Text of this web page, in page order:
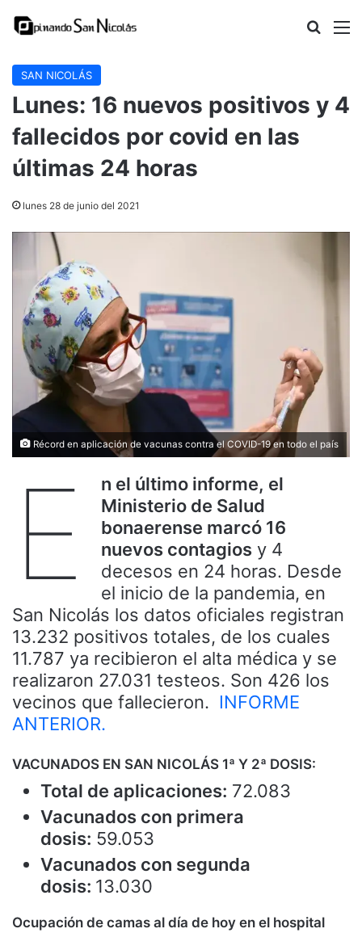
Buscar
SAN NICOLÁS
Lunes: 16 nuevos positivos y 4
fallecidos por covid en las
últimas 24 horas
lunes 28 de junio del 2021
Récord en aplicación de vacunas contra el COVID-19 en todo el país
E
n el último informe, el
Ministerio de Salud
bonaerense marcó 16
nuevos contagios y 4
decesos en 24 horas. Desde
el inicio de la pandemia, en
San Nicolás los datos oficiales registran
13.232 positivos totales, de los cuales
11.787 ya recibieron el alta médica y se
realizaron 27.031 testeos. Son 426 los
vecinos que fallecieron. INFORME
ANTERIOR.
VACUNADOS EN SAN NICOLÁS 1ª Y 2ª DOSIS:
Total de aplicaciones: 72.083
Vacunados con primera
dosis: 59.053
Vacunados con segunda
dosis: 13.030
Ocupación de camas al día de hoy en el hospital